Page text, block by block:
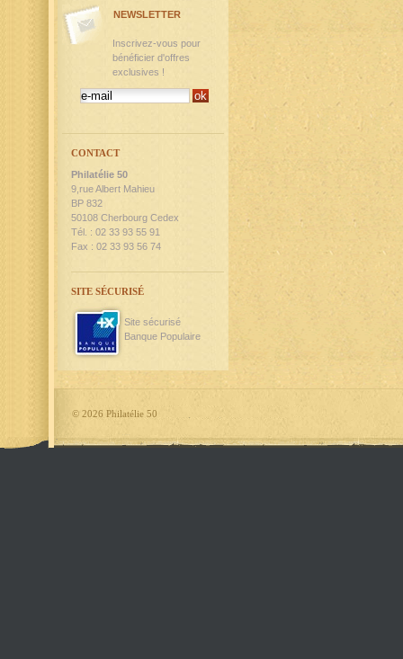
NEWSLETTER
Inscrivez-vous pour
bénéficier d'offres
exclusives !
CONTACT
Philatélie 50
9,rue Albert Mahieu
BP 832
50108 Cherbourg Cedex
Tél. : 02 33 93 55 91
Fax : 02 33 93 56 74
SITE SÉCURISÉ
Site sécurisé
Banque Populaire
© 2026 Philatélie 50